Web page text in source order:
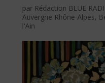
par Rédaction BLUE
Auvergne Rhône-Alpes,
l'Ain